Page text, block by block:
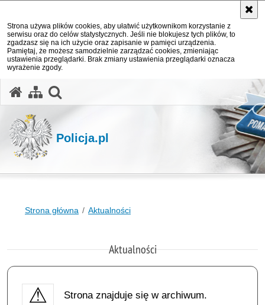
Strona używa plików cookies, aby ułatwić użytkownikom korzystanie z
serwisu oraz do celów statystycznych. Jeśli nie blokujesz tych plików, to
zgadzasz się na ich użycie oraz zapisanie w pamięci urządzenia.
Pamiętaj, że możesz samodzielnie zarządzać cookies, zmieniając
ustawienia przeglądarki. Brak zmiany ustawienia przeglądarki oznacza
wyrażenie zgody.
Policja.pl
Strona główna Aktualności
Aktualności
Strona znajduje się w archiwum.